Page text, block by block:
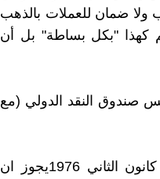
ولا ضمان للعملات بالذهب
"بكل بساطة" بل أن
صندوق النقد الدولي (مع
"في ظل نظام نقدي دولي كذلك النظام السائد منذ كانون الثاني 1976يجوز ان